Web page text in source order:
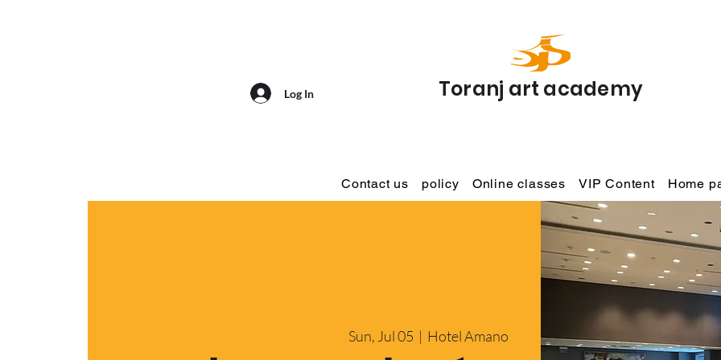
Log In Toranj art academy
Contact us policy Online classes VIP Content Home
Sun, Jul 05
  |
Hotel Amano